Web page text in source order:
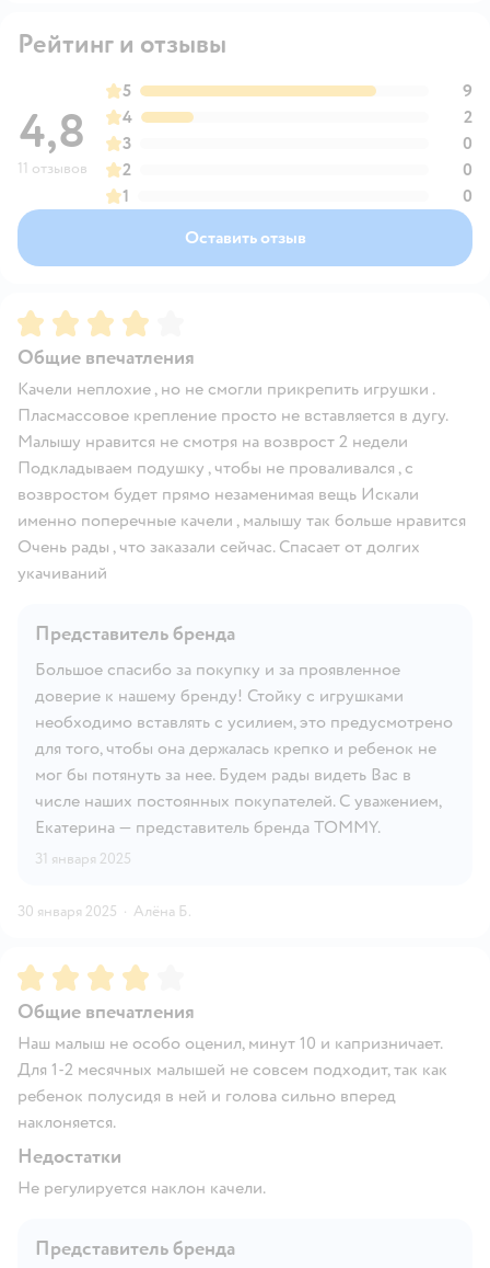
Рейтинг и отзывы
4,8
11 отзывов
5
9
4
2
3
0
2
0
1
0
Оставить отзыв
Рейтинг:4
Общие впечатления
Качели неплохие , но не смогли прикрепить игрушки .
Пласмассовое крепление просто не вставляется в дугу.
Малышу нравится не смотря на возврост 2 недели
Подкладываем подушку , чтобы не проваливался , с
возвростом будет прямо незаменимая вещь Искали
именно поперечные качели , малышу так больше нравится
Очень рады , что заказали сейчас. Спасает от долгих
укачиваний
Представитель бренда
Большое спасибо за покупку и за проявленное
доверие к нашему бренду! Стойку с игрушками
необходимо вставлять с усилием, это предусмотрено
для того, чтобы она держалась крепко и ребенок не
мог бы потянуть за нее. Будем рады видеть Вас в
числе наших постоянных покупателей. С уважением,
Екатерина — представитель бренда TOMMY.
31 января 2025
30 января 2025 · Алёна Б.
Рейтинг:4
Общие впечатления
Наш малыш не особо оценил, минут 10 и капризничает.
Для 1-2 месячных малышей не совсем подходит, так как
ребенок полусидя в ней и голова сильно вперед
наклоняется.
Недостатки
Не регулируется наклон качели.
Представитель бренда